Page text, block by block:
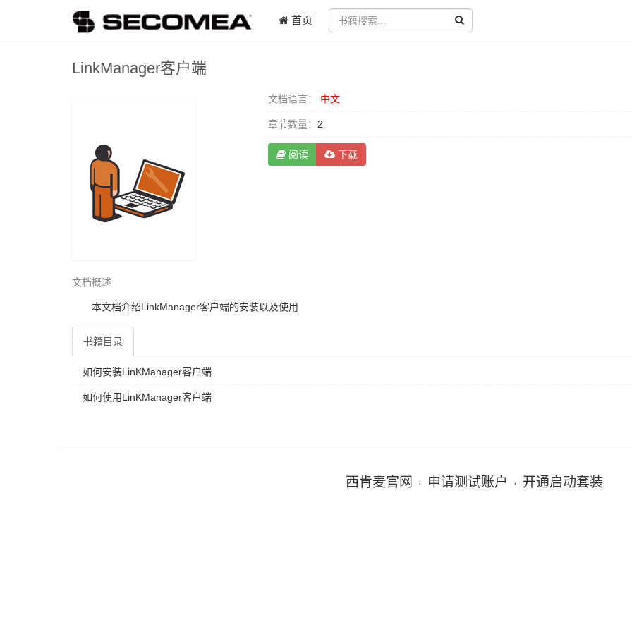
首页
LinkManager客户端
文档语言： 中文
章节数量： 2
阅读 下载
文档概述
本文档介绍LinkManager客户端的安装以及使用
书籍目录
如何安装LinKManager客户端
如何使用LinKManager客户端
西肯麦官网 · 申请测试账户 · 开通启动套装